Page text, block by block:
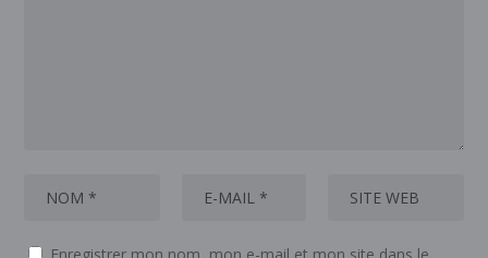
Enregistrer mon nom, mon e-mail et mon site dans le